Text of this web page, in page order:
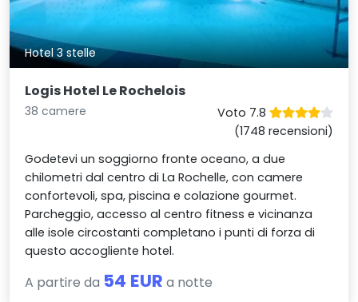
Hotel 3 stelle
Logis Hotel Le Rochelois
38 camere
Voto 7.8
(1748 recensioni)
Godetevi un soggiorno fronte oceano, a due
chilometri dal centro di La Rochelle, con camere
confortevoli, spa, piscina e colazione gourmet.
Parcheggio, accesso al centro fitness e vicinanza
alle isole circostanti completano i punti di forza di
questo accogliente hotel.
A partire da 54 EUR a notte